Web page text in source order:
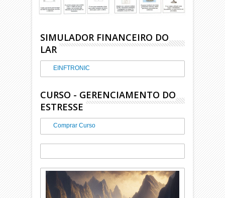
SIMULADOR FINANCEIRO DO
LAR
EINFTRONIC
CURSO - GERENCIAMENTO DO
ESTRESSE
Comprar Curso